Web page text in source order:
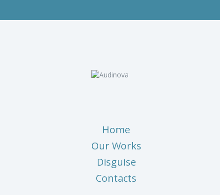
Home
Our Works
Disguise
Contacts